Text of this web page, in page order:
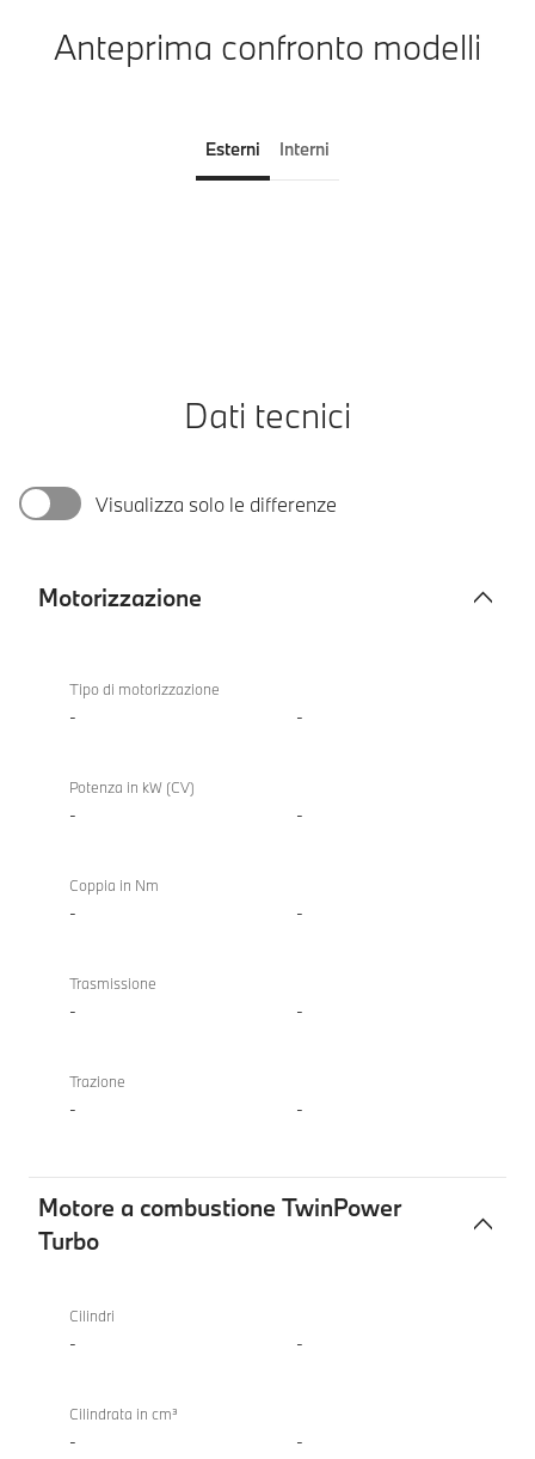
Anteprima confronto modelli
Esterni Interni
Dati tecnici
Visualizza solo le differenze
Motorizzazione
Tipo di motorizzazione
- -
Potenza in kW (CV)
- -
Coppia in Nm
- -
Trasmissione
- -
Trazione
- -
Motore a combustione TwinPower
Turbo
combustione
Cilindri
- -
Cilindrata in cm³
- -